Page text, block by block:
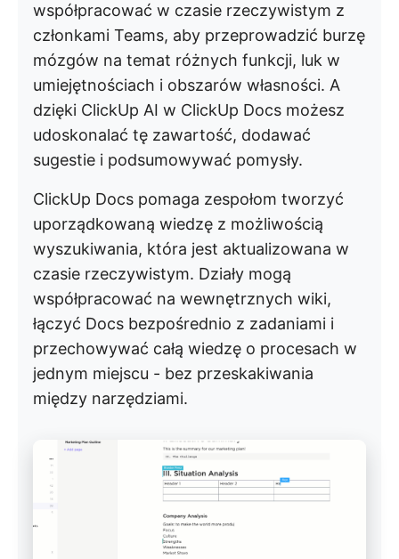
współpracować w czasie rzeczywistym z
członkami Teams, aby przeprowadzić burzę
mózgów na temat różnych funkcji, luk w
umiejętnościach i obszarów własności. A
dzięki ClickUp AI w ClickUp Docs możesz
udoskonalać tę zawartość, dodawać
sugestie i podsumowywać pomysły.
ClickUp Docs pomaga zespołom tworzyć
uporządkowaną wiedzę z możliwością
wyszukiwania, która jest aktualizowana w
czasie rzeczywistym. Działy mogą
współpracować na wewnętrznych wiki,
łączyć Docs bezpośrednio z zadaniami i
przechowywać całą wiedzę o procesach w
jednym miejscu - bez przeskakiwania
między narzędziami.